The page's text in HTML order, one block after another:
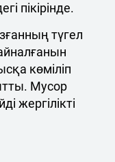
пікірінде.
түгел
көміліп
Мусор
жергілікті